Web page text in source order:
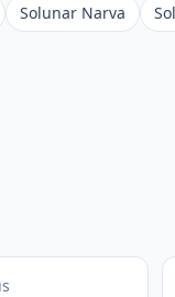
Solunar Narva